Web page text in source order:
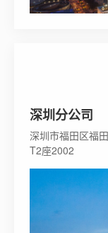
深圳分公司
深圳市福田区福
T2座2002